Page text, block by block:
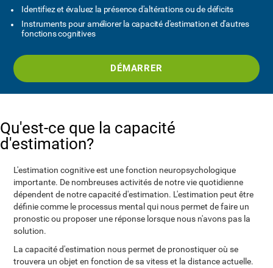
Identifiez et évaluez la présence d'altérations ou de déficits
Instruments pour améliorer la capacité d'estimation et d'autres
fonctions cognitives
DÉMARRER
Qu'est-ce que la capacité
d'estimation?
L'estimation cognitive est une fonction neuropsychologique
importante. De nombreuses activités de notre vie quotidienne
dépendent de notre capacité d'estimation. L'estimation peut être
définie comme le processus mental qui nous permet de faire un
pronostic ou proposer une réponse lorsque nous n'avons pas la
solution.
La capacité d'estimation nous permet de pronostiquer où se
trouvera un objet en fonction de sa vitess et la distance actuelle.